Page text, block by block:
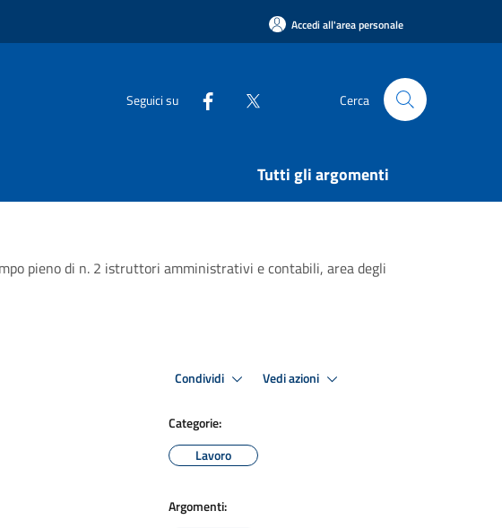
Accedi all'area personale
Seguici su Cerca
Tutti gli argomenti
pieno di n. 2 istruttori amministrativi e contabili, area degli
Condividi Vedi azioni
Categorie:
Lavoro
Argomenti: